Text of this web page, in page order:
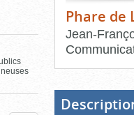
Phare de
Jean-
bloc
d'onglets